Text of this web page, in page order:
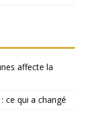
affecte la
ce qui a changé